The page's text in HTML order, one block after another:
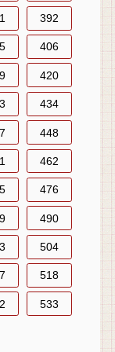
392
406
420
434
448
462
476
490
504
518
533